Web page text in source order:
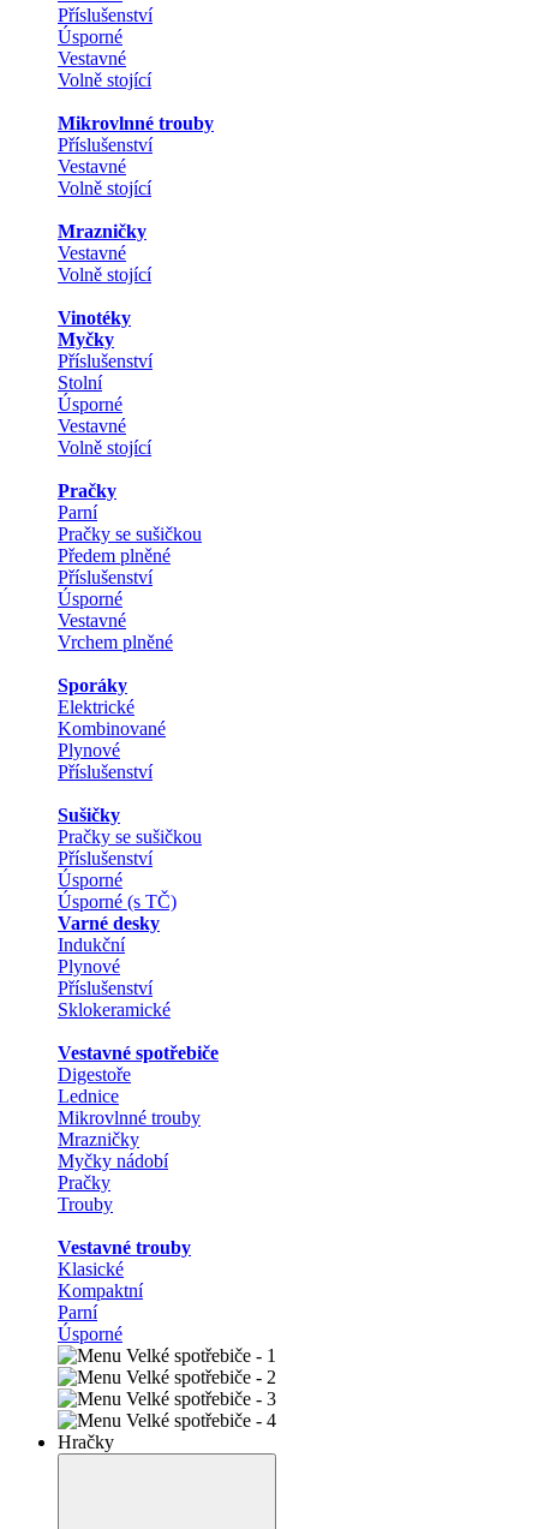
Příslušenství
Úsporné
Vestavné
Volně stojící
Mikrovlnné trouby
Příslušenství
Vestavné
Volně stojící
Mrazničky
Vestavné
Volně stojící
Vinotéky
Myčky
Příslušenství
Stolní
Úsporné
Vestavné
Volně stojící
Pračky
Parní
Pračky se sušičkou
Předem plněné
Příslušenství
Úsporné
Vestavné
Vrchem plněné
Sporáky
Elektrické
Kombinované
Plynové
Příslušenství
Sušičky
Pračky se sušičkou
Příslušenství
Úsporné
Úsporné (s TČ)
Varné desky
Indukční
Plynové
Příslušenství
Sklokeramické
Vestavné spotřebiče
Digestoře
Lednice
Mikrovlnné trouby
Mrazničky
Myčky nádobí
Pračky
Trouby
Vestavné trouby
Klasické
Kompaktní
Parní
Úsporné
Hračky